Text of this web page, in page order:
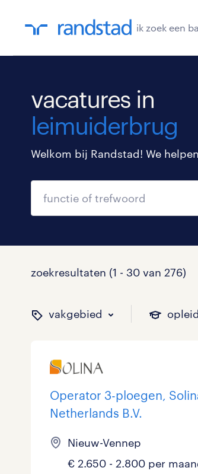
ik zoek een
vacatures in
leimuiderbrug
Welkom bij Randstad! We
zoekresultaten (1 - 30 van 276)
vakgebied
binnen welk
Administratief
Callcenter /
op welk niveau
Basisonderwijs
HBO 35
hoeveel uren
0 - 8 uur
25 - 32 uur 79
welk soort
Detachering
Vast 31
Operator 3-ploegen,
Netherlands B.V.
Nieuw-Vennep
€ 2.650 - 2.800 per